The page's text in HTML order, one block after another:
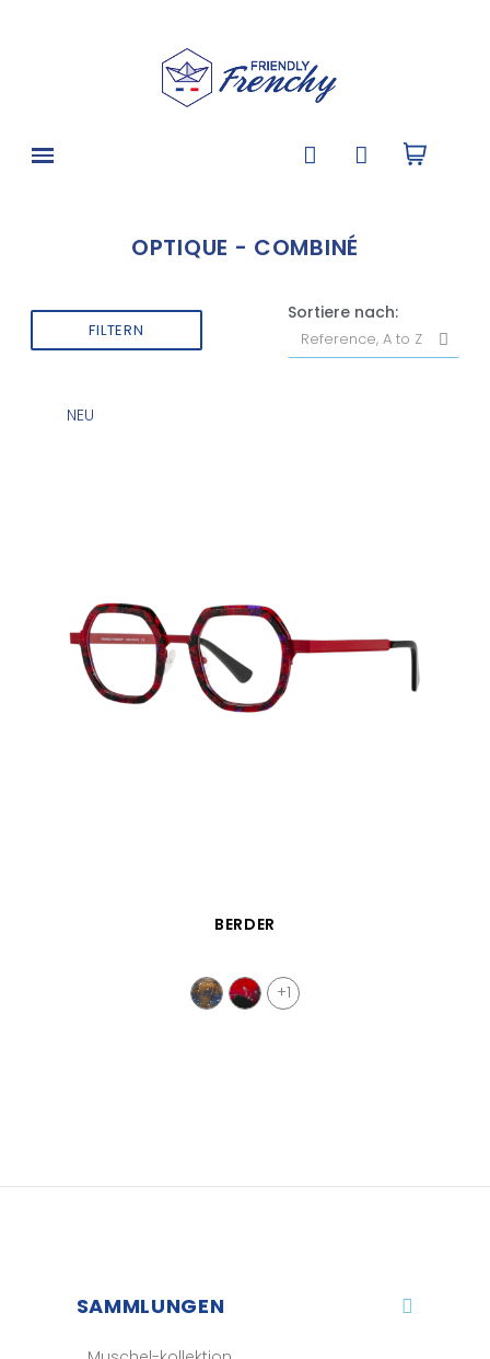
OPTIQUE - COMBINÉ
FILTERN
Sortiere nach:
SCHNELLANSICHT
NEU
BERDER
+1
SAMMLUNGEN